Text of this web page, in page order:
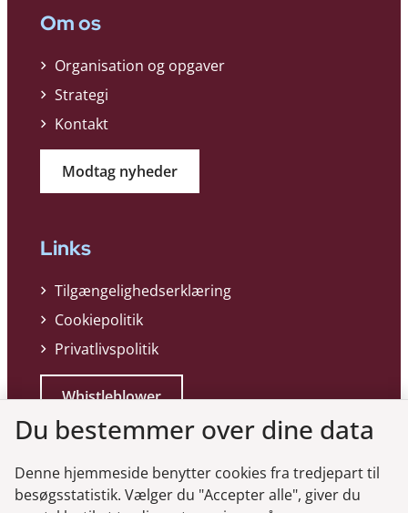
Om os
Organisation og opgaver
Strategi
Kontakt
Modtag nyheder
Links
Tilgængelighedserklæring
Cookiepolitik
Privatlivspolitik
Whistleblower
Du bestemmer over dine data
Denne hjemmeside benytter cookies fra tredjepart til
besøgsstatistik. Vælger du "Accepter alle", giver du